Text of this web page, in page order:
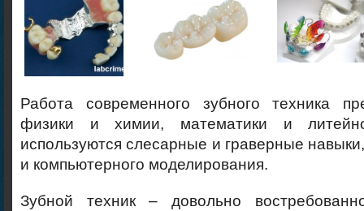
Работа современного зубного техника
физики и химии, математики и
используются слесарные и граверные
и компьютерного моделирования.
Зубной техник – довольно